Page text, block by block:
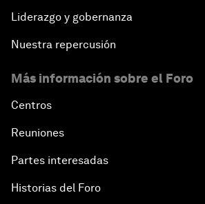
Liderazgo y gobernanza
Nuestra repercusión
Más información sobre el Foro
Centros
Reuniones
Partes interesadas
Historias del Foro